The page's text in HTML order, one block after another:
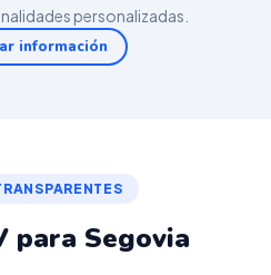
personalizadas.
información
para Segovia